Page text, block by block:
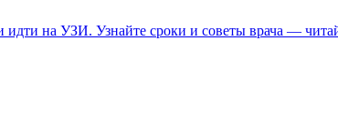
на УЗИ. Узнайте сроки и советы врача —